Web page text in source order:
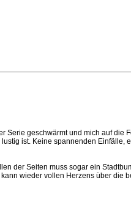
Serie geschwärmt und mich auf die
ist. Keine spannenden Einfälle,
der Seiten muss sogar ein
wieder vollen Herzens über die